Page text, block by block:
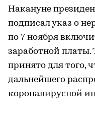
Накануне
подписал указ о
по 7 ноября
заработной платы.
принято для того,
дальнейшего
коронавирусной